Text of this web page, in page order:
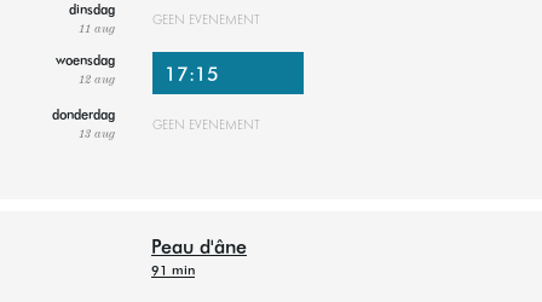
dinsdag
11 aug
GEEN EVENEMENT
woensdag
12 aug 17:15
donderdag
13 aug
GEEN EVENEMENT
Peau d'âne
91 min